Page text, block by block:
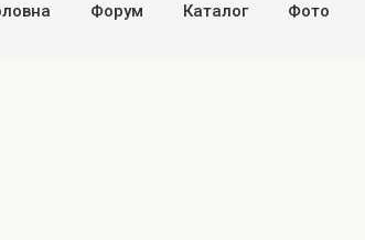
Форум Каталог Фото